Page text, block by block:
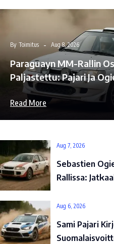
By Toimitus Aug 8, 2026
Paraguayn MM-Rallin
Paljastettu: Pajari Ja
Read More
Aug 7, 2026
Sebastien
Rallissa:
Aug 6, 2026
Sami Pajari